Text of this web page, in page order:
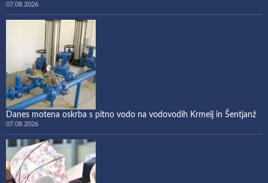
07.08.2026
Danes motena oskrba s pitno vodo na vodovodih Krmelj in Šentjanž
07.08.2026